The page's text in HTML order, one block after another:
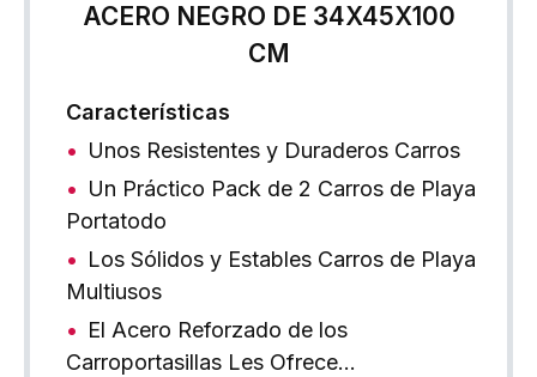
ACERO NEGRO DE 34X45X100
CM
Características
Unos Resistentes y Duraderos Carros
Un Práctico Pack de 2 Carros de Playa
Portatodo
Los Sólidos y Estables Carros de Playa
Multiusos
El Acero Reforzado de los
Carroportasillas Les Ofrece…